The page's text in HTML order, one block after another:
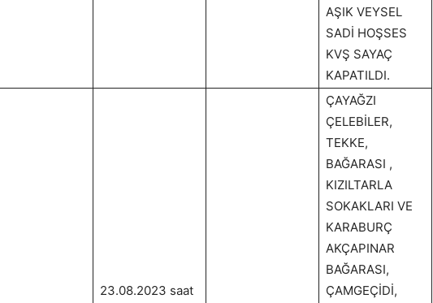
AŞIK VEYSEL
SADİ HOŞSES
KVŞ SAYAÇ
KAPATILDI.
23.08.2023 saat
ÇAYAĞZI
ÇELEBİLER,
TEKKE,
BAĞARASI ,
KIZILTARLA
SOKAKLARI VE
KARABURÇ
AKÇAPINAR
BAĞARASI,
ÇAMGEÇİDİ,